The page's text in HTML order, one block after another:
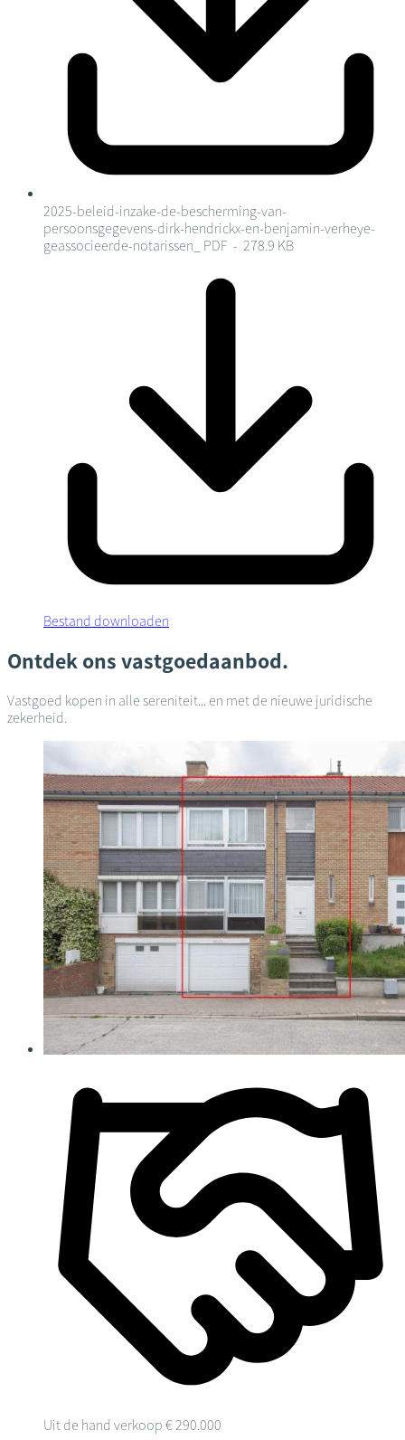
2025-beleid-inzake-de-bescherming-van-
persoonsgegevens-dirk-hendrickx-en-benjamin-verheye-
geassocieerde-notarissen_
PDF - 278.9 KB
Bestand downloaden
Ontdek ons vastgoedaanbod.
Vastgoed kopen in alle sereniteit... en met de nieuwe juridische
zekerheid.
Uit de hand verkoop € 290.000